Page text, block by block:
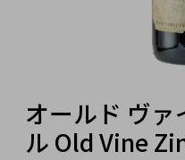
オールド ヴ
ル Old Vine